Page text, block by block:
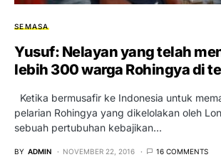
SEMASA
Yusuf: Nelayan yang telah
lebih 300 warga Rohingya di
Ketika bermusafir ke Indonesia untuk
pelarian Rohingya yang dikelolakan oleh
sebuah pertubuhan kebajikan…
BY ADMIN NOVEMBER 22, 2016 16 COMMENTS